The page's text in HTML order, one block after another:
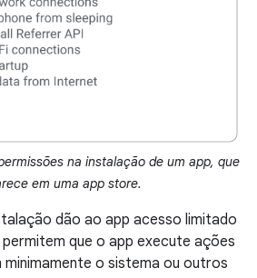
na instalação de um app, que
em uma app store.
dão ao app acesso limitado
que o app execute ações
o sistema ou outros